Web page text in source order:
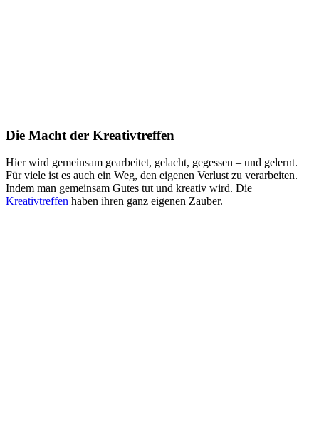
Die Macht der Kreativtreffen
Hier wird gemeinsam gearbeitet, gelacht, gegessen – und gelernt.
Für viele ist es auch ein Weg, den eigenen Verlust zu verarbeiten.
Indem man gemeinsam Gutes tut und kreativ wird. Die
Kreativtreffen haben ihren ganz eigenen Zauber.